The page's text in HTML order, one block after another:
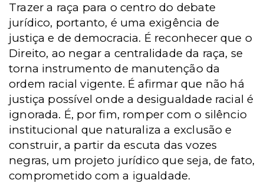
Trazer a raça para o centro do debate
jurídico, portanto, é uma exigência de
justiça e de democracia. É reconhecer que o
Direito, ao negar a centralidade da raça, se
torna instrumento de manutenção da
ordem racial vigente. É afirmar que não há
justiça possível onde a desigualdade racial é
ignorada. É, por fim, romper com o silêncio
institucional que naturaliza a exclusão e
construir, a partir da escuta das vozes
negras, um projeto jurídico que seja, de fato,
comprometido com a igualdade.